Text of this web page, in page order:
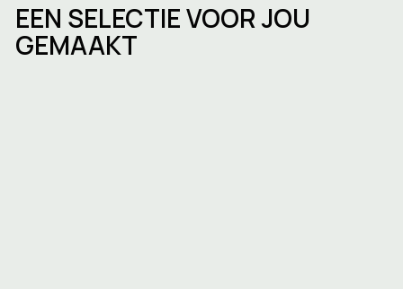
EEN SELECTIE VOOR JOU
GEMAAKT